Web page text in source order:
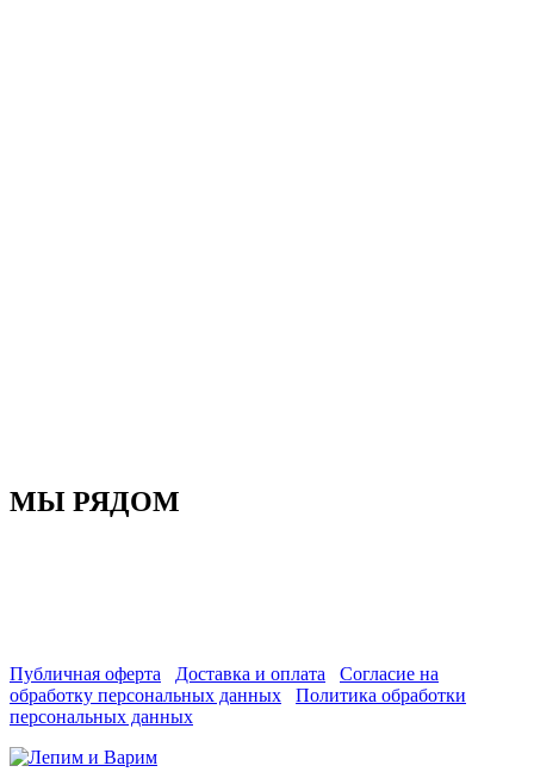
МЫ РЯДОМ
Публичная оферта Доставка и оплата
Согласие на
обработку персональных данных
Политика обработки
персональных данных